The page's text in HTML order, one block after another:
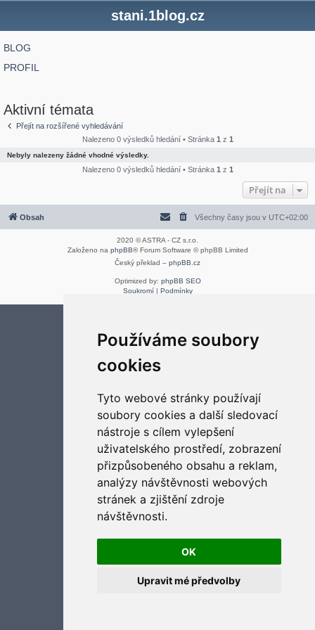
Používáme soubory
cookies
Tyto webové stránky používají
soubory cookies a další sledovací
nástroje s cílem vylepšení
uživatelského prostředí, zobrazení
přizpůsobeného obsahu a reklam,
analýzy návštěvnosti webových
stránek a zjištění zdroje
návštěvnosti.
OK
Upravit mé předvolby
stani.1blog.cz
BLOG
PROFIL
Aktivní témata
Přejít na rozšířené vyhledávání
Nalezeno 0 výsledků hledání • Stránka 1 z 1
Nebyly nalezeny žádné vhodné výsledky.
Nalezeno 0 výsledků hledání • Stránka 1 z 1
Přejít na
Obsah Všechny časy jsou v UTC+02:00
2020 © ASTRA - CZ s.r.o.
Založeno na phpBB® Forum Software © phpBB Limited
Český překlad – phpBB.cz
Optimized by: phpBB SEO
Soukromí| Podmínky